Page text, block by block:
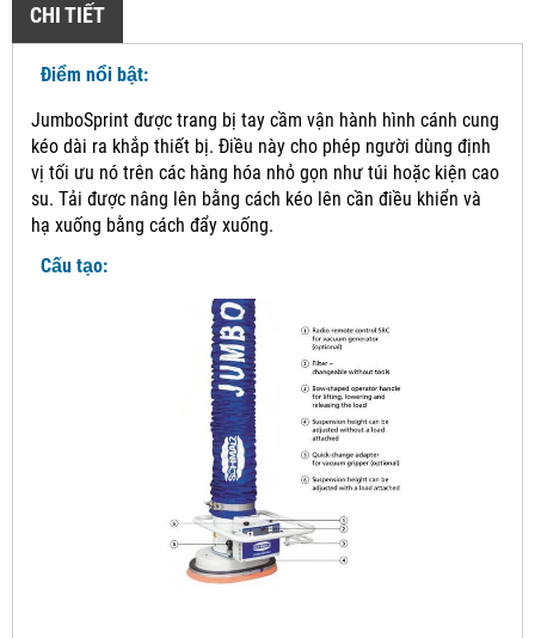
CHI TIẾT
Điểm nổi bật:
JumboSprint được trang bị tay cầm vận hành hình cánh cung
kéo dài ra khắp thiết bị. Điều này cho phép người dùng định
vị tối ưu nó trên các hàng hóa nhỏ gọn như túi hoặc kiện cao
su. Tải được nâng lên bằng cách kéo lên cần điều khiển và
hạ xuống bằng cách đẩy xuống.
Cấu tạo: